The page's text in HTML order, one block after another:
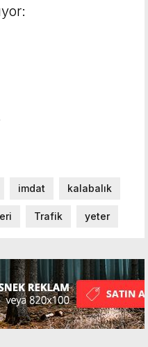
imdat kalabalık
Trafik yeter